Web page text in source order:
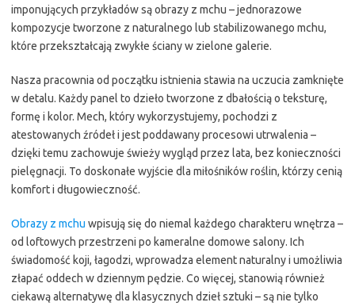
imponujących przykładów są obrazy z mchu – jednorazowe
kompozycje tworzone z naturalnego lub stabilizowanego mchu,
które przekształcają zwykłe ściany w zielone galerie.
Nasza pracownia od początku istnienia stawia na uczucia zamknięte
w detalu. Każdy panel to dzieło tworzone z dbałością o teksturę,
formę i kolor. Mech, który wykorzystujemy, pochodzi z
atestowanych źródeł i jest poddawany procesowi utrwalenia –
dzięki temu zachowuje świeży wygląd przez lata, bez konieczności
pielęgnacji. To doskonałe wyjście dla miłośników roślin, którzy cenią
komfort i długowieczność.
Obrazy z mchu wpisują się do niemal każdego charakteru wnętrza –
od loftowych przestrzeni po kameralne domowe salony. Ich
świadomość koji, łagodzi, wprowadza element naturalny i umożliwia
złapać oddech w dziennym pędzie. Co więcej, stanowią również
ciekawą alternatywę dla klasycznych dzieł sztuki – są nie tylko